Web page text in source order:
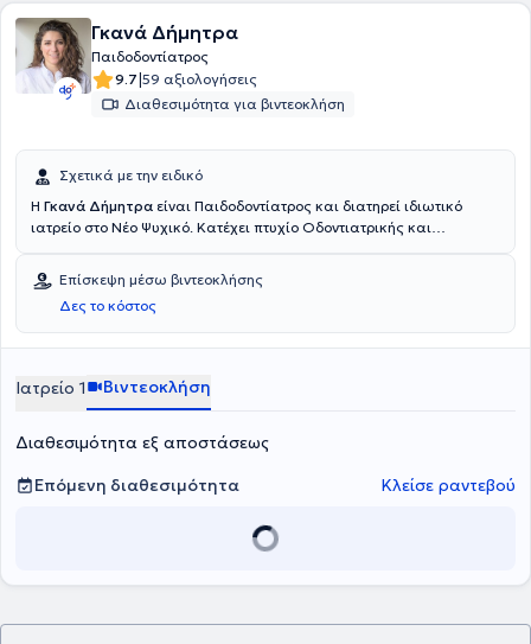
Γκανά Δήμητρα
Παιδοδοντίατρος
9.7|59 αξιολογήσεις
Διαθεσιμότητα για βιντεοκλήση
Σχετικά με την ειδικό
Η Γκανά Δήμητρα είναι Παιδοδοντίατρος και διατηρεί ιδιωτικό
ιατρείο στο Νέο Ψυχικό. Κατέχει πτυχίο Οδοντιατρικής και
προσθετική, επανορθωτική, αισθητική οδοντιατρική, λεύκανση,
ορθοδοντική, παιδοδοντία και προληπτική οδοντιατρική. Ο χώρος
του ιατρείου είναι πλήρως εξοπλισμένος, ενώ είναι καθαρός και
φιλόξενος τόσο για τους μεγάλους, όσο και για τους μικρούς
Επίσκεψη μέσω βιντεοκλήσης
Δες το κόστος
Ιατρείο 1 Βιντεοκλήση
Διαθεσιμότητα εξ αποστάσεως
Επόμενη διαθεσιμότητα
Κλείσε ραντεβού